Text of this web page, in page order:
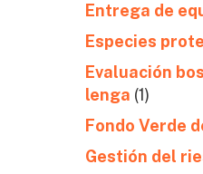
Entrega de
Especies
Evaluación
lenga (1)
Fondo Verde
Gestión del